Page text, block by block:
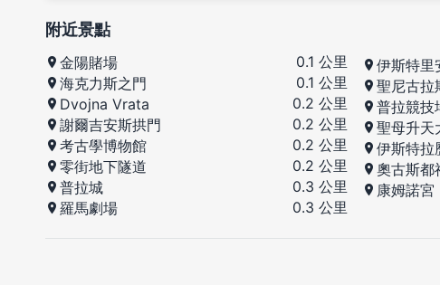
附近景點
金陽賭場
0.1 公里
海克力斯之門
0.1 公里
Dvojna Vrata
0.2 公里
謝爾吉安斯拱門
0.2 公里
考古學博物館
0.2 公里
零街地下隧道
0.2 公里
普拉城
0.3 公里
羅馬劇場
0.3 公里
伊斯特里
聖尼古拉
普拉競技
聖母升天
伊斯特拉
奧古斯都
康姆諾宮